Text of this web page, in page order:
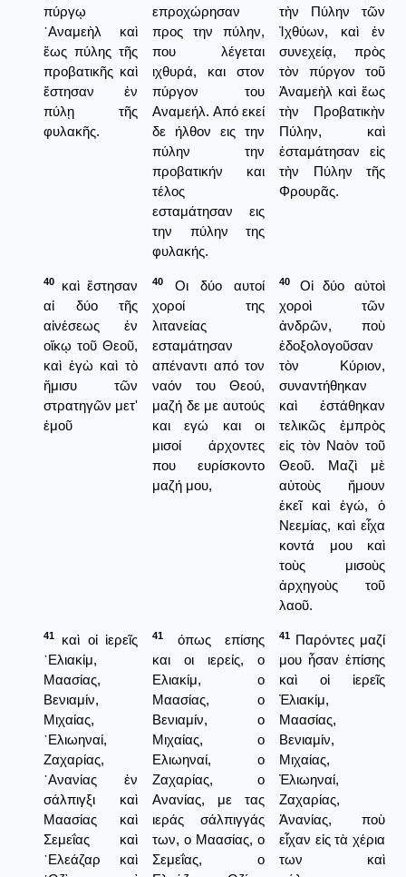
πύργῳ
᾿Αναμεὴλ καὶ
ἕως πύλης τῆς
προβατικῆς καὶ
ἔστησαν ἐν
πύλῃ τῆς
φυλακῆς.
επροχώρησαν
προς την πύλην,
που λέγεται
ιχθυρά, και στον
πύργον του
Αναμεήλ. Από εκεί
δε ήλθον εις την
πύλην την
προβατικήν και
τέλος
εσταμάτησαν εις
την πύλην της
φυλακής.
τὴν Πύλην τῶν
Ἰχθύων, καὶ ἐν
συνεχείᾳ, πρὸς
τὸν πύργον τοῦ
Ἀναμεὴλ καὶ ἕως
τὴν Προβατικὴν
Πύλην, καὶ
ἐσταμάτησαν εἰς
τὴν Πύλην τῆς
Φρουρᾶς.
40
καὶ ἔστησαν
αἱ δύο τῆς
αἰνέσεως ἐν
οἴκῳ τοῦ Θεοῦ,
καὶ ἐγὼ καὶ τὸ
ἥμισυ τῶν
στρατηγῶν μετ'
ἐμοῦ
40
Οι δύο αυτοί
χοροί της
λιτανείας
εσταμάτησαν
απέναντι από τον
ναόν του Θεού,
μαζή δε με αυτούς
και εγώ και οι
μισοί άρχοντες
που ευρίσκοντο
μαζή μου,
40
Οἱ δύο αὐτοὶ
χοροὶ τῶν
ἀνδρῶν, ποὺ
ἐδοξολογοῦσαν
τὸν Κύριον,
συναντήθηκαν
καὶ ἐστάθηκαν
τελικῶς ἐμπρὸς
εἰς τὸν Ναὸν τοῦ
Θεοῦ. Μαζὶ μὲ
αὐτοὺς ἤμουν
ἐκεῖ καὶ ἐγώ, ὁ
Νεεμίας, καὶ εἶχα
κοντά μου καὶ
τοὺς μισοὺς
ἀρχηγοὺς τοῦ
λαοῦ.
41
καὶ οἱ ἱερεῖς
᾿Ελιακίμ,
Μαασίας,
Βενιαμίν,
Μιχαίας,
᾿Ελιωηναί,
Ζαχαρίας,
᾿Ανανίας ἐν
σάλπιγξι καὶ
Μαασίας καὶ
Σεμεΐας καὶ
᾿Ελεάζαρ καὶ
41
όπως επίσης
και οι ιερείς, ο
Ελιακίμ, ο
Μαασίας, ο
Βενιαμίν, ο
Μιχαίας, ο
Ελιωηναί, ο
Ζαχαρίας, ο
Ανανίας, με τας
ιεράς σάλπιγγάς
των, ο Μαασίας, ο
Σεμεΐας, ο
41 Παρόντες μαζί
μου ἦσαν ἐπίσης
καὶ οἱ ἱερεῖς
Ἐλιακίμ,
Μαασίας,
Βενιαμίν,
Μιχαίας,
Ἐλιωηναί,
Ζαχαρίας,
Ἀνανίας, ποὺ
εἶχαν εἰς τὰ χέρια
των καὶ